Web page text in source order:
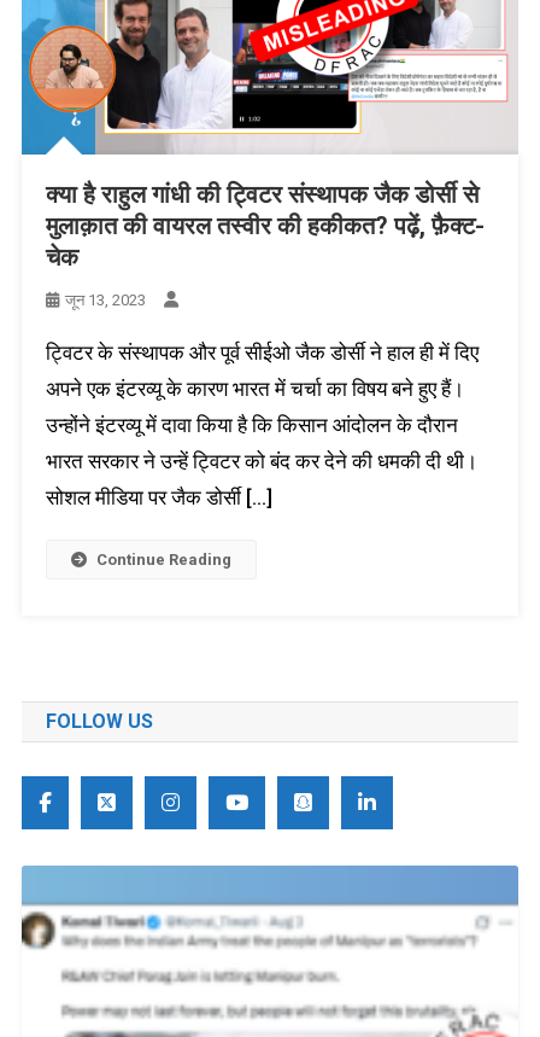
क्या है राहुल गांधी की ट्विटर संस्थापक जैक डोर्सी से
मुलाक़ात की वायरल तस्वीर की हकीकत? पढ़ें, फ़ैक्ट-
चेक
जून 13, 2023
ट्विटर के संस्थापक और पूर्व सीईओ जैक डोर्सी ने हाल ही में दिए
अपने एक इंटरव्यू के कारण भारत में चर्चा का विषय बने हुए हैं।
उन्होंने इंटरव्यू में दावा किया है कि किसान आंदोलन के दौरान
भारत सरकार ने उन्हें ट्विटर को बंद कर देने की धमकी दी थी।
सोशल मीडिया पर जैक डोर्सी […]
Continue Reading
FOLLOW US